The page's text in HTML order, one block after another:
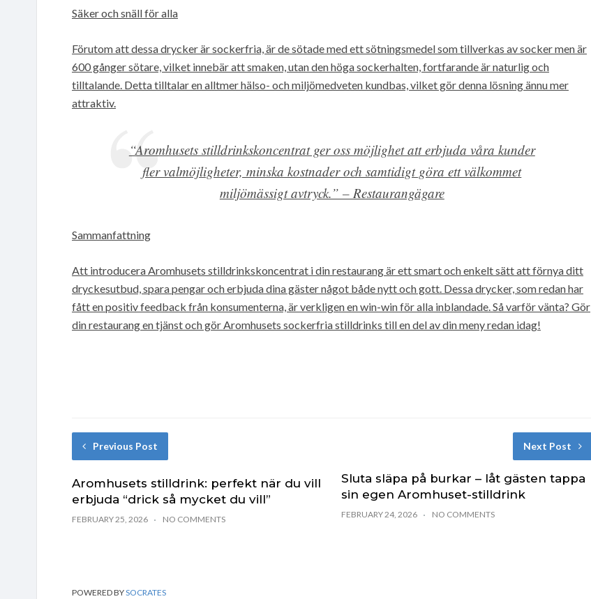
Säker och snäll för alla
Förutom att dessa drycker är sockerfria, är de sötade med ett sötningsmedel som tillverkas av socker men är
600 gånger sötare, vilket innebär att smaken, utan den höga sockerhalten, fortfarande är naturlig och
tilltalande. Detta tilltalar en alltmer hälso- och miljömedveten kundbas, vilket gör denna lösning ännu mer
attraktiv.
“Aromhusets stilldrinkskoncentrat ger oss möjlighet att erbjuda våra kunder
fler valmöjligheter, minska kostnader och samtidigt göra ett välkommet
miljömässigt avtryck.” – Restaurangägare
Sammanfattning
Att introducera Aromhusets stilldrinkskoncentrat i din restaurang är ett smart och enkelt sätt att förnya ditt
dryckesutbud, spara pengar och erbjuda dina gäster något både nytt och gott. Dessa drycker, som redan har
fått en positiv feedback från konsumenterna, är verkligen en win-win för alla inblandade. Så varför vänta? Gör
din restaurang en tjänst och gör Aromhusets sockerfria stilldrinks till en del av din meny redan idag!
Previous Post
Aromhusets stilldrink: perfekt när du vill
erbjuda “drick så mycket du vill”
FEBRUARY 25, 2026 NO COMMENTS
Next Post
Sluta släpa på burkar – låt gästen tappa
sin egen Aromhuset-stilldrink
FEBRUARY 24, 2026 NO COMMENTS
POWERED BYSOCRATES